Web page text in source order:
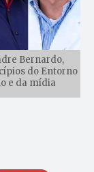
Bernardo,
do Entorno
e da mídia